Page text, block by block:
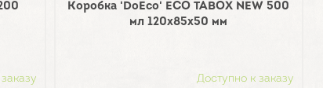
Коробка 'DoEco' ECO TABOX NEW 500
мл 120х85х50 мм
Доступно к заказу